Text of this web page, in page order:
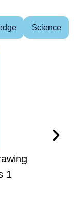
Science
1